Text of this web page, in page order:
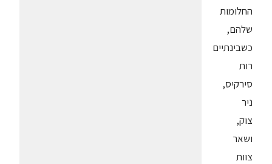
החלומות
שלהם,
כשבינתיים
רות
סירקיס,
ניר
צוק,
ושאר
צוות